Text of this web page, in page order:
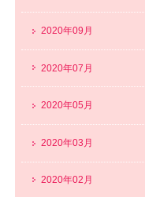
2020年09月
2020年07月
2020年05月
2020年03月
2020年02月